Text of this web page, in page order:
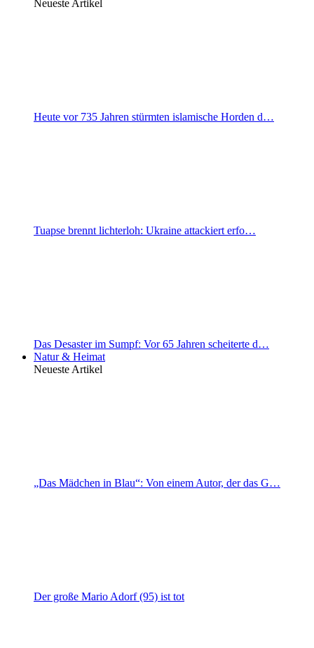
Neueste Artikel
Heute vor 735 Jahren stürmten islamische Horden d…
Tuapse brennt lichterloh: Ukraine attackiert erfo…
Das Desaster im Sumpf: Vor 65 Jahren scheiterte d…
Natur & Heimat
Neueste Artikel
„Das Mädchen in Blau“: Von einem Autor, der das G…
Der große Mario Adorf (95) ist tot